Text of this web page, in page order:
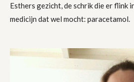
Esthers gezicht, de schrik die er flink
medicijn dat wel mocht: paracetamol.